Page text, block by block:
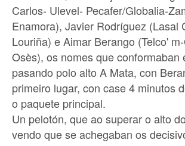
Carlos- Ulevel- Pecafer/Globalia-
Enamora), Javier Rodríguez (Lasal
Louriña) e Aimar Berango (Telco'
Osès), os nomes que conformaban
pasando polo alto A Mata, con
primeiro lugar, con case 4 minutos
o paquete principal.
Un pelotón, que ao superar o alto
vendo que se achegaban os